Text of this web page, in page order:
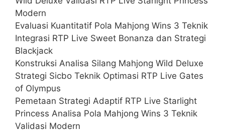
Modern
Evaluasi Kuantitatif Pola Mahjong Wins 3 Teknik
Integrasi RTP Live Sweet Bonanza dan Strategi
Blackjack
Konstruksi Analisa Silang Mahjong Wild Deluxe
Strategi Sicbo Teknik Optimasi RTP Live Gates
of Olympus
Pemetaan Strategi Adaptif RTP Live Starlight
Princess Analisa Pola Mahjong Wins 3 Teknik
Validasi Modern